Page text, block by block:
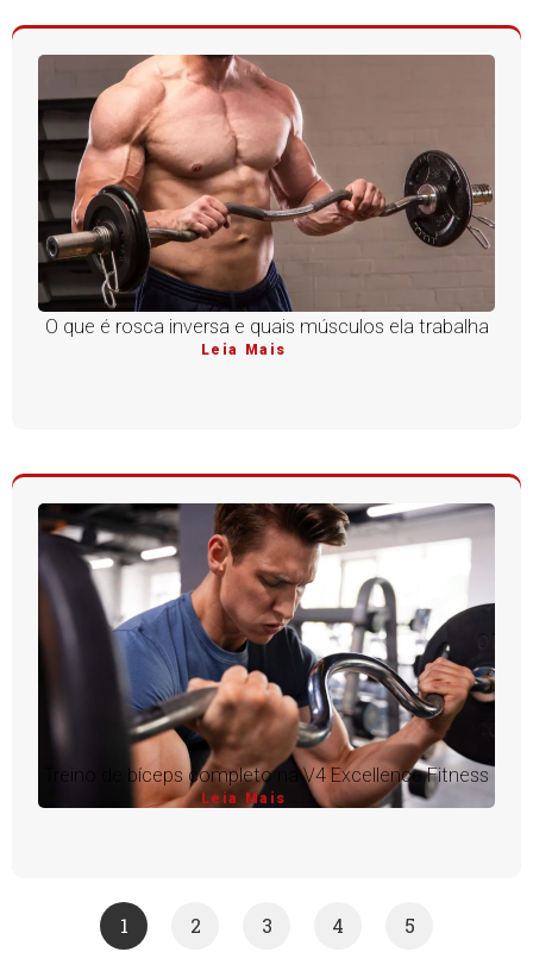
O que é rosca inversa e quais músculos ela trabalha
Leia Mais
Treino de bíceps completo na V4 Excellence Fitness
Leia Mais
1 2 3 4 5